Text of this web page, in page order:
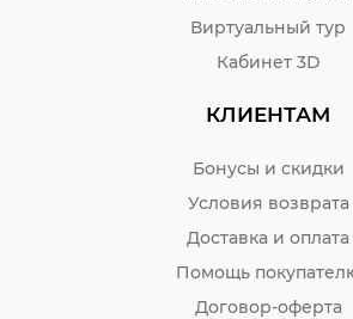
Виртуальный тур
Кабинет 3D
КЛИЕНТАМ
Бонусы и скидки
Условия возврата
Доставка и оплата
Помощь
Договор-оферта